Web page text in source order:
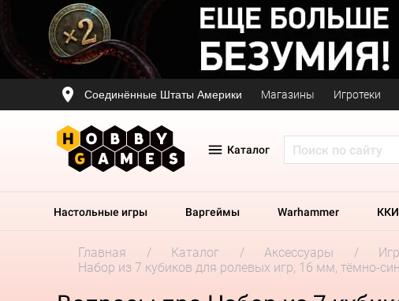
Соединённые Штаты Америки Магазины Игротеки
Каталог
Настольные игры Варгеймы Warhammer ККИ
Главная Каталог Аксессуары
Набор из 7 кубиков для ролевых игр, 16 мм, тёмно-